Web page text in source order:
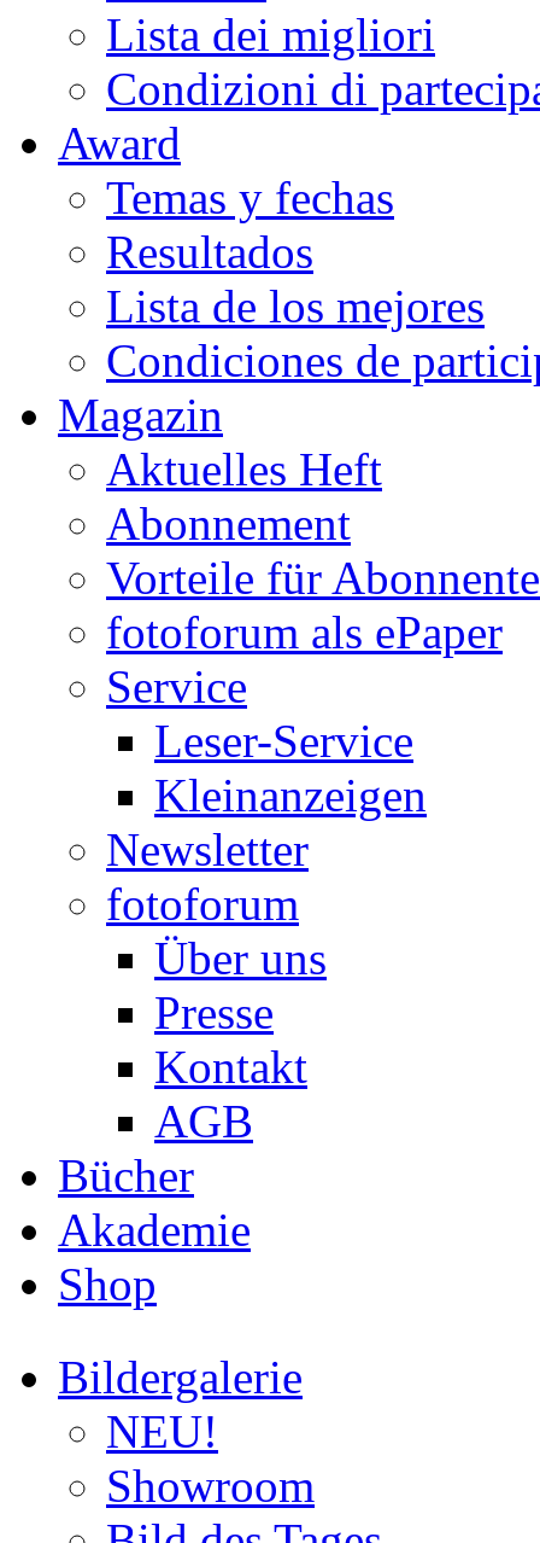
Lista dei migliori
Condizioni di
Award
Temas y fechas
Resultados
Lista de los mejores
Condiciones de
Magazin
Aktuelles Heft
Abonnement
Vorteile für
fotoforum als ePaper
Service
Leser-Service
Kleinanzeigen
Newsletter
fotoforum
Über uns
Presse
Kontakt
AGB
Bücher
Akademie
Shop
Bildergalerie
NEU!
Showroom